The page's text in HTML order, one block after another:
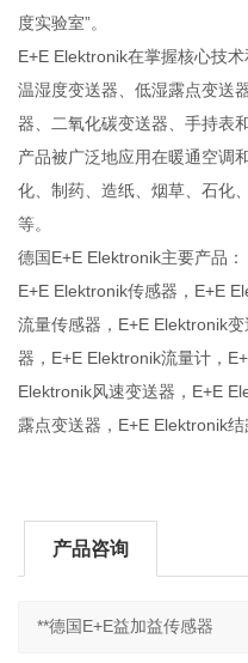
度实验室”。
E+E Elektronik在掌握核心技
温湿度变送器、低湿露点变送
器、二氧化碳变送器、手持表
产品被广泛地应用在暖通空调
化、制药、造纸、烟草、石化
等。
德国E+E Elektronik主要产品：
E+E Elektronik传感器，E+E
流量传感器，E+E Elektronik
器，E+E Elektronik流量计，
Elektronik风速变送器，E+E
露点变送器，E+E Elektronik结
产品咨询